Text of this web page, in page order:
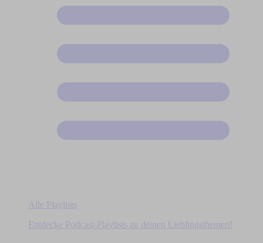
Alle Playlists
Entdecke Podcast-Playlists zu deinen Lieblingsthemen!